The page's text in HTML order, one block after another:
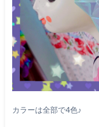
カラーは全部で4色♪